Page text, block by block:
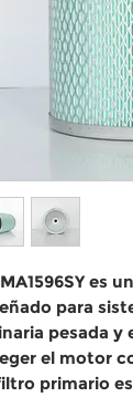
es un
para
pesada
el motor
primario